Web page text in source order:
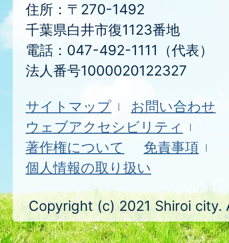
住所：〒270-1492
千葉県白井市復1123番地
電話：047-492-1111（代表）
法人番号1000020122327
サイトマップ
お問い合わせ
ウェブアクセシビリティ
著作権について
免責事項
個人情報の取り扱い
Copyright (c) 2021 Shiroi city.